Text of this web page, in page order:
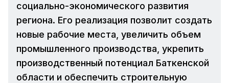
социально-экономического развития
региона. Его реализация позволит создать
новые рабочие места, увеличить объем
промышленного производства, укрепить
производственный потенциал Баткенской
области и обеспечить строительную